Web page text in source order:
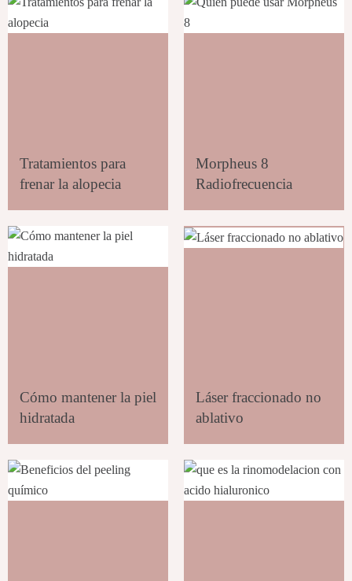
Tratamientos para
frenar la alopecia
Morpheus 8
Radiofrecuencia
Cómo mantener la piel
hidratada
Láser fraccionado no
ablativo